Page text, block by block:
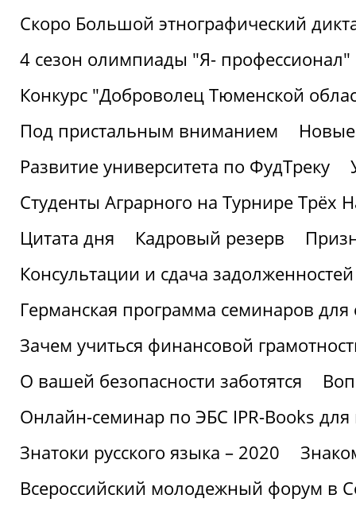
Скоро Большой этнографический
4 сезон олимпиады "Я- профессионал"
Конкурс "Доброволец Тюменской
Под пристальным вниманием
Развитие университета по ФудТреку
Студенты Аграрного на Турнире Трёх
Цитата дня
Кадровый резерв
Консультации и сдача
Германская программа семинаров для
Зачем учиться финансовой
О вашей безопасности заботятся
Онлайн-семинар по ЭБС IPR-Books для
Знатоки русского языка – 2020
Всероссийский молодежный форум в